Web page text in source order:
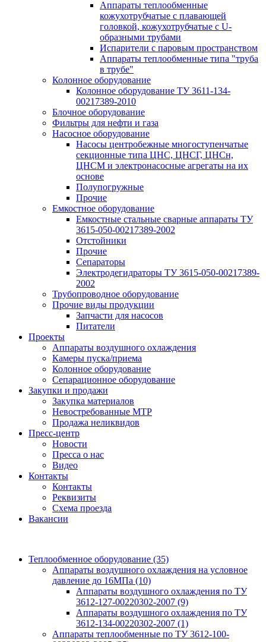
Аппараты теплообменные
кожухотрубчатые с плавающей
головкой, кожухотрубчатые с U-
образными трубами
Испарители с паровым пространством
Аппараты теплообменные типа "труба
в трубе"
Колонное оборудование
Колонное оборудование ТУ 3611-134-
00217389-2010
Блочное оборудование
Фильтры для нефти и газа
Насосное оборудование
Насосы центробежные многоступенчатые
секционные типа ЦНС, ЦНСГ, ЦНСн,
ЦНСМ и электронасосные агрегаты на их
основе
Полупогружные
Прочие
Емкостное оборудование
Емкостные стальные сварные аппараты ТУ
3615-050-00217389-2002
Отстойники
Прочие
Сепараторы
Электродегидраторы ТУ 3615-050-00217389-
2002
Трубопроводное оборудование
Прочие виды продукции
Запчасти для насосов
Питатели
Проекты
Аппараты воздушного охлаждения
Камеры пуска/приема
Колонное оборудование
Сепарационное оборудование
Закупки и продажи
Закупка материалов
Невостребованные МТР
Продажа неликвидов
Пресс-центр
Новости
Пресса о нас
Видео
Контакты
Контакты
Реквизиты
Схема проезда
Вакансии
Теплообменное оборудование (35)
Аппараты воздушного охлаждения на условное
давление до 16МПа (10)
Аппараты воздушного охлаждения по ТУ
3612-127-00220302-2007 (9)
Аппараты воздушного охлаждения по ТУ
3612-134-00220302-2007 (1)
Аппараты теплообменные по ТУ 3612-100-